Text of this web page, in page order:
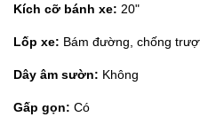
Kích cỡ bánh xe: 20"
Lốp xe: Bám đường, chống
Dây âm sườn: Không
Gấp gọn: Có